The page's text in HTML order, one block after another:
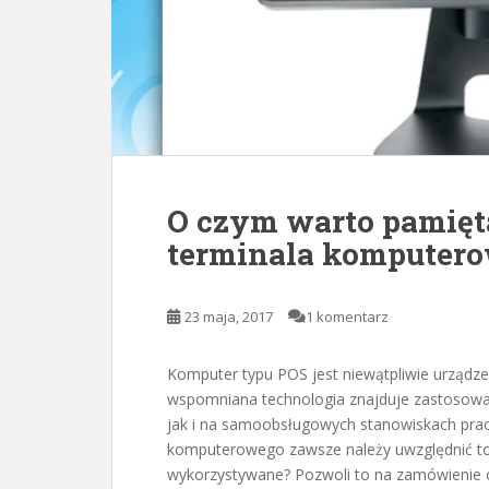
O czym warto
terminala
23 maja, 2017 1 komentarz
Komputer typu POS jest niewątpliwie
wspomniana technologia znajduje
jak i na samoobsługowych stanowiskach
komputerowego zawsze należy uwzględnić
wykorzystywane? Pozwoli to na